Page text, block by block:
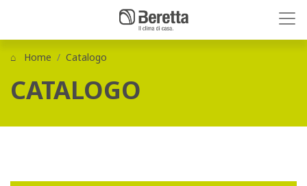
Home Catalogo
CATALOGO